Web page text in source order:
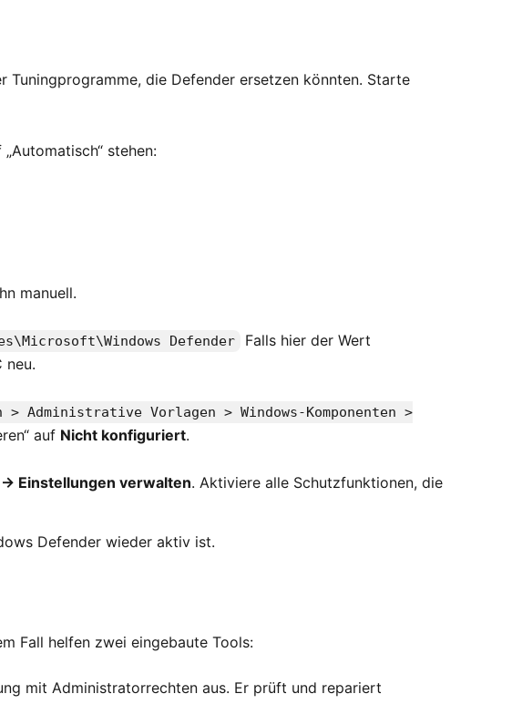
die Defender ersetzen könnten. Starte
stehen:
manuell.
Defender Falls hier der Wert
neu.
> Administrative Vorlagen > Windows-Komponenten >
auf Nicht konfiguriert.
Einstellungen verwalten. Aktiviere alle Schutzfunktionen, die
Defender wieder aktiv ist.
Fall helfen zwei eingebaute Tools:
mit Administratorrechten aus. Er prüft und repariert